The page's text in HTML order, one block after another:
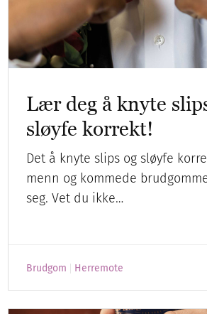
Lær deg å knyte
sløyfe korrekt!
Det å knyte slips og sløyfe
menn og kommede
seg. Vet du ikke…
Brudgom Herremote